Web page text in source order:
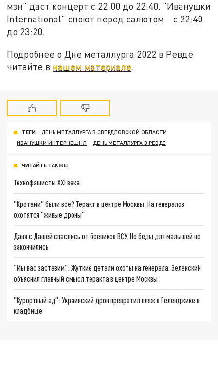
мэн" даст концерт с 22:00 до 22:40. "Иванушки
International" споют перед салютом - с 22:40
до 23:20.
Подробнее о Дне металлурга 2022 в Ревде
читайте в нашем материале.
ТЕГИ:
ДЕНЬ МЕТАЛЛУРГА В СВЕРДЛОВСКОЙ ОБЛАСТИ
ИВАНУШКИ ИНТЕРНЕШНЛ
ДЕНЬ МЕТАЛЛУРГА В РЕВДЕ
ЧИТАЙТЕ ТАКЖЕ:
Технофашисты XXI века
"Кротами" были все? Теракт в центре Москвы: На генералов
охотятся "живые дроны"
Даня с Дашей спаслись от боевиков ВСУ. Но беды для малышей не
закончились
"Мы вас заставим": Жуткие детали охоты на генерала. Зеленский
объяснил главный смысл теракта в центре Москвы
"Курортный ад": Украинский дрон превратил пляж в Геленджике в
кладбище